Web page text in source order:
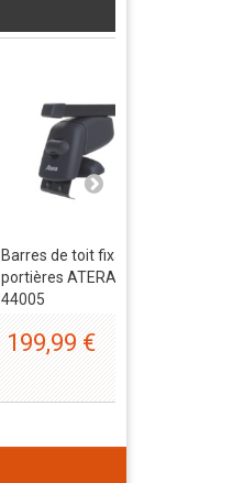
Barres de toit fixation
portières ATERA
44005
199,99 €